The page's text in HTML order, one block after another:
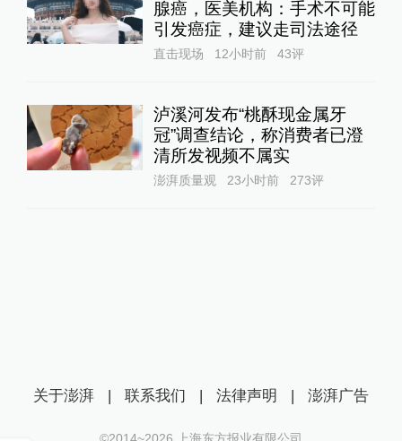
腺癌，医美机构：手术不可能
引发癌症，建议走司法途径
直击现场 12小时前 43评
泸溪河发布“桃酥现金属牙
冠”调查结论，称消费者已澄
清所发视频不属实
澎湃质量观 23小时前 273评
关于澎湃 | 联系我们 | 法律声明 | 澎湃广告
©2014~2026 上海东方报业有限公司